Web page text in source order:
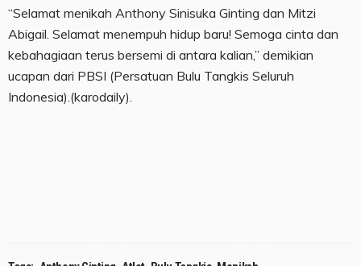
“Selamat menikah Anthony Sinisuka Ginting dan Mitzi
Abigail. Selamat menempuh hidup baru! Semoga cinta dan
kebahagiaan terus bersemi di antara kalian,” demikian
ucapan dari PBSI (Persatuan Bulu Tangkis Seluruh
Indonesia).(karodaily).